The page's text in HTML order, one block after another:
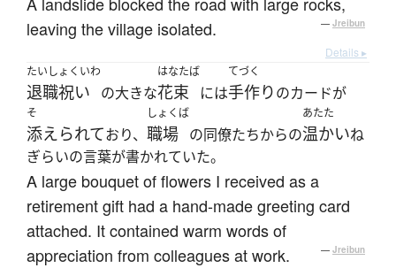
leaving the village isolated.
— Jreibun
Details ▸
たいしょくいわ
退職祝い の大きな
はなたば
花束 には
てづく
手作りのカードが
そ
添えられており、
しょくば
職場 の同僚たちからの
あたた
温かいね
ぎらいの言葉が書かれていた。
A large bouquet of flowers I received as a
retirement gift had a hand-made greeting card
attached. It contained warm words of
appreciation from colleagues at work.
— Jreibun